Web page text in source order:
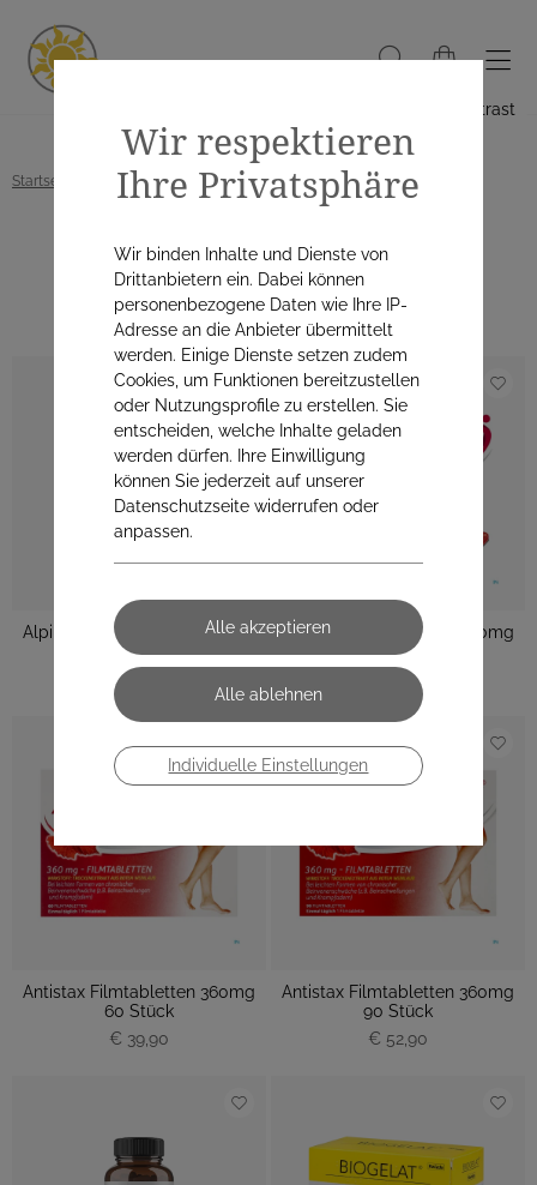
Hoher Kontrast
Startseite Alle Produkte Anwendungsgebiete Herz & Kreislauf
Herz & Kreislauf
Alpinamed Cardiovasc Cacao
Kapseln 60 Stück
€ 34,30
Antistax Filmtabletten 360mg
30 Stück
€ 22,90
Antistax Filmtabletten 360mg
60 Stück
€ 39,90
Antistax Filmtabletten 360mg
90 Stück
€ 52,90
Wir respektieren
Ihre Privatsphäre
Wir binden Inhalte und Dienste von
Drittanbietern ein. Dabei können
personenbezogene Daten wie Ihre IP-
Adresse an die Anbieter übermittelt
werden. Einige Dienste setzen zudem
Cookies, um Funktionen bereitzustellen
oder Nutzungsprofile zu erstellen. Sie
entscheiden, welche Inhalte geladen
werden dürfen. Ihre Einwilligung
können Sie jederzeit auf unserer
Datenschutzseite widerrufen oder
anpassen.
Individuelle Einstellungen